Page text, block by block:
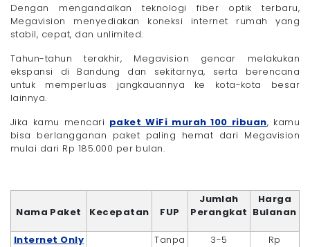
Dengan mengandalkan teknologi fiber optik terbaru,
Megavision menyediakan koneksi internet rumah yang
stabil, cepat, dan unlimited.
Tahun-tahun terakhir, Megavision gencar melakukan
ekspansi di Bandung dan sekitarnya, serta berencana
untuk memperluas jangkauannya ke kota-kota besar
lainnya.
Jika kamu mencari paket WiFi murah 100 ribuan, kamu
bisa berlangganan paket paling hemat dari Megavision
mulai dari Rp 185.000 per bulan.
Nama Paket Kecepatan FUP
Jumlah
Perangkat
Harga
Bulanan
Internet Only
Tanpa
3-5
Rp